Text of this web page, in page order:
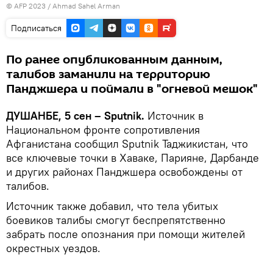
© AFP 2023 / Ahmad Sahel Arman
Подписаться
По ранее опубликованным данным,
талибов заманили на территорию
Панджшера и поймали в "огневой мешок"
ДУШАНБЕ, 5 сен – Sputnik. Источник в
Национальном фронте сопротивления
Афганистана сообщил Sputnik Таджикистан, что
все ключевые точки в Хаваке, Парияне, Дарбанде
и других районах Панджшера освобождены от
талибов.
Источник также добавил, что тела убитых
боевиков талибы смогут беспрепятственно
забрать после опознания при помощи жителей
окрестных уездов.